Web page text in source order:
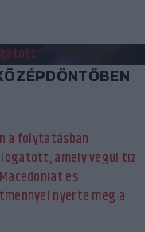
a folytatásban
amely végül tíz
és
nyerte meg a